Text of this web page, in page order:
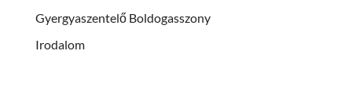
Gyergyaszentelő Boldogasszony
Irodalom